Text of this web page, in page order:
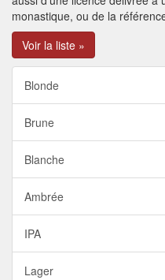
monastique, ou de la
Voir la liste »
Blonde
Brune
Blanche
Ambrée
IPA
Lager